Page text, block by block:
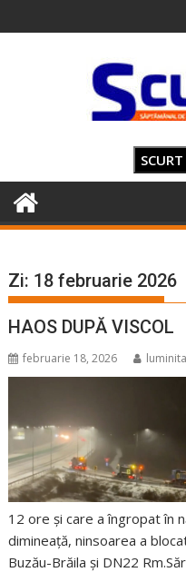
to
Zi: 18 februarie 2026
HAOS DUPĂ VISCOL
februarie 18, 2026 luminita
12 ore și care a îngropat în
dimineață, ninsoarea a
Buzău-Brăila și DN22